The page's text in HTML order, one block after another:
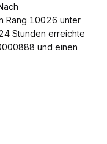
Rang 10026 unter
Stunden erreichte
und einen